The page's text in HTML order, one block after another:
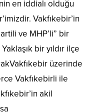
en iddialı olduğu
Vakfıkebir’in
ve MHP’li” bir
bir yıldır ilçe
üzerinde
Vakfıkebirli ile
akil